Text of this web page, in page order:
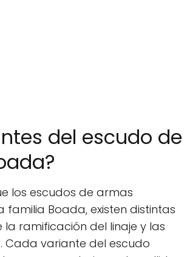
del escudo de
los escudos de armas
familia Boada, existen distintas
ramificación del linaje y las
Cada variante del escudo